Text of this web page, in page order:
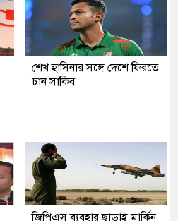
শেখ হাসিনার সঙ্গে দেশে ফিরতে
চান সাকিব
জিপিএস ব্যবহার ছাড়াই মার্কিন